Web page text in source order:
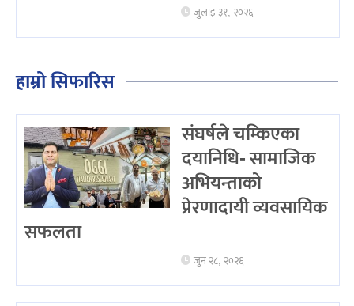
जुलाइ ३१, २०२६
हाम्रो सिफारिस
संघर्षले चम्किएका
दयानिधि- सामाजिक
अभियन्ताको
प्रेरणादायी व्यवसायिक
सफलता
जुन २८, २०२६